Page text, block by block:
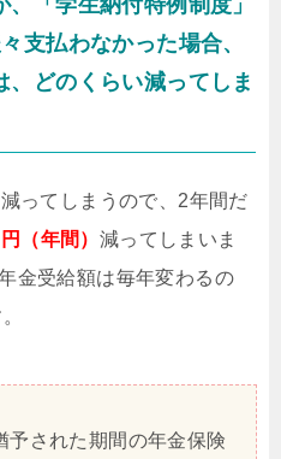
支払わなかった場合、
どのくらい減ってしま
減ってしまうので、2年間だ
（年間） 減ってしまいま
金受給額は毎年変わるの
予された期間の年金保険